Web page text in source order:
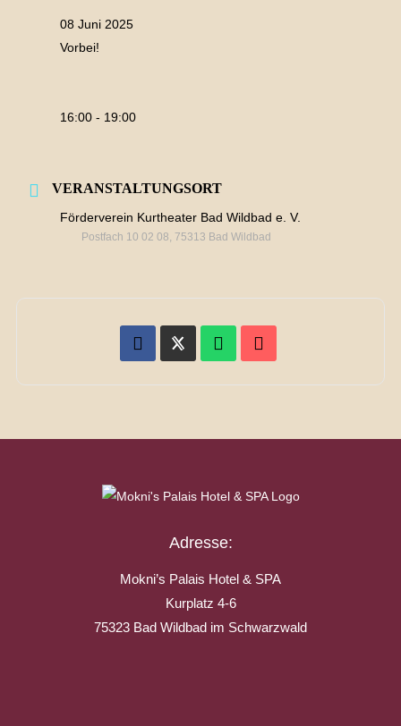
08 Juni 2025
Vorbei!
16:00 - 19:00
VERANSTALTUNGSORT
Förderverein Kurtheater Bad Wildbad e. V.
Postfach 10 02 08, 75313 Bad Wildbad
Adresse:
Mokni’s Palais Hotel & SPA
Kurplatz 4-6
75323 Bad Wildbad im Schwarzwald